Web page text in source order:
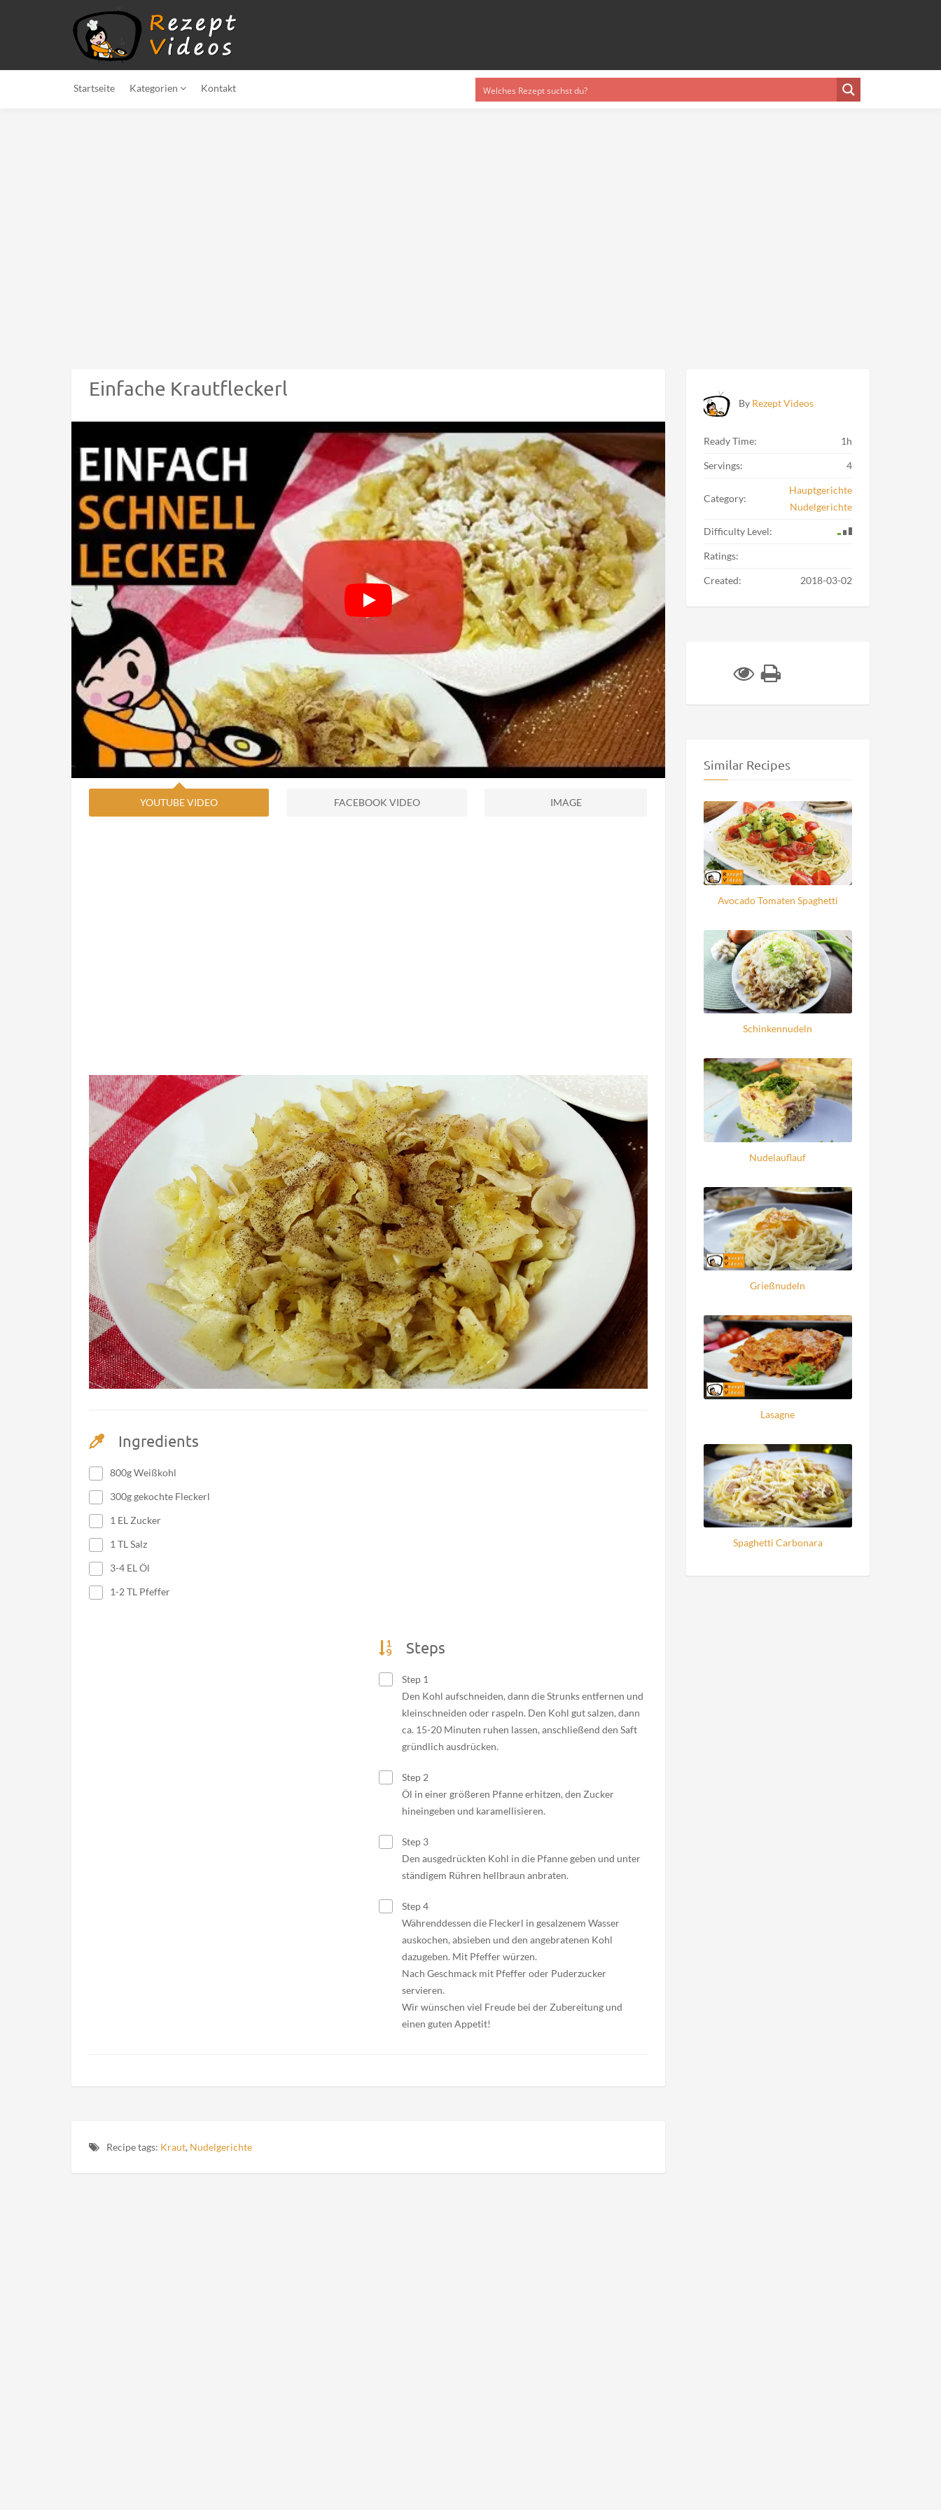
Startseite Kategorien Kontakt
Einfache Krautfleckerl
YOUTUBE VIDEO FACEBOOK VIDEO IMAGE
Ingredients
800g Weißkohl
300g gekochte Fleckerl
1 EL Zucker
1 TL Salz
3-4 EL Öl
1-2 TL Pfeffer
Steps
Step 1
Den Kohl aufschneiden, dann die Strunks entfernen und
kleinschneiden oder raspeln. Den Kohl gut salzen, dann
ca. 15-20 Minuten ruhen lassen, anschließend den Saft
gründlich ausdrücken.
Step 2
Öl in einer größeren Pfanne erhitzen, den Zucker
hineingeben und karamellisieren.
Step 3
Den ausgedrückten Kohl in die Pfanne geben und unter
ständigem Rühren hellbraun anbraten.
Step 4
Währenddessen die Fleckerl in gesalzenem Wasser
auskochen, absieben und den angebratenen Kohl
dazugeben. Mit Pfeffer würzen.
Nach Geschmack mit Pfeffer oder Puderzucker
servieren.
Wir wünschen viel Freude bei der Zubereitung und
einen guten Appetit!
Recipe tags: Kraut, Nudelgerichte
By Rezept Videos
Ready Time: 1h
Servings: 4
Category:
Hauptgerichte
Nudelgerichte
Difficulty Level:
Ratings:
Created: 2018-03-02
Similar Recipes
Avocado Tomaten Spaghetti
Schinkennudeln
Nudelauflauf
Grießnudeln
Lasagne
Spaghetti Carbonara